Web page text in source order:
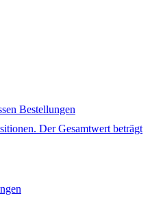
Bestellungen
Der Gesamtwert beträgt